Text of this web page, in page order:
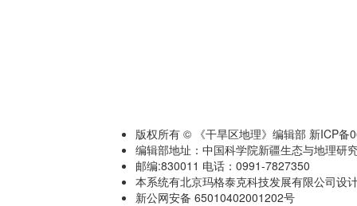
版权所有 © 《干旱区地理》编辑部 新ICP备
编辑部地址：中国科学院新疆生态与地理研
邮编:830011 电话：0991-7827350
本系统有北京玛格泰克科技发展有限公司设
新公网安备 65010402001202号